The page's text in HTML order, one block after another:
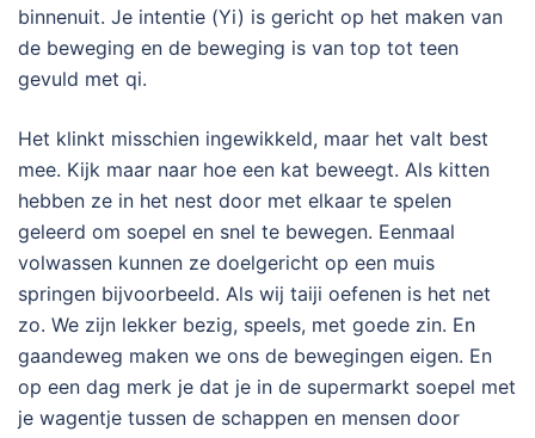
binnenuit. Je intentie (Yi) is gericht op het maken van
de beweging en de beweging is van top tot teen
gevuld met qi.
Het klinkt misschien ingewikkeld, maar het valt best
mee. Kijk maar naar hoe een kat beweegt. Als kitten
hebben ze in het nest door met elkaar te spelen
geleerd om soepel en snel te bewegen. Eenmaal
volwassen kunnen ze doelgericht op een muis
springen bijvoorbeeld. Als wij taiji oefenen is het net
zo. We zijn lekker bezig, speels, met goede zin. En
gaandeweg maken we ons de bewegingen eigen. En
op een dag merk je dat je in de supermarkt soepel met
je wagentje tussen de schappen en mensen door